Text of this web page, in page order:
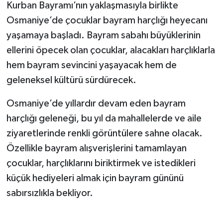
Kurban Bayramı’nın yaklaşmasıyla birlikte
Osmaniye’de çocuklar bayram harçlığı heyecanı
yaşamaya başladı. Bayram sabahı büyüklerinin
ellerini öpecek olan çocuklar, alacakları harçlıklarla
hem bayram sevincini yaşayacak hem de
geleneksel kültürü sürdürecek.
Osmaniye’de yıllardır devam eden bayram
harçlığı geleneği, bu yıl da mahallelerde ve aile
ziyaretlerinde renkli görüntülere sahne olacak.
Özellikle bayram alışverişlerini tamamlayan
çocuklar, harçlıklarını biriktirmek ve istedikleri
küçük hediyeleri almak için bayram gününü
sabırsızlıkla bekliyor.